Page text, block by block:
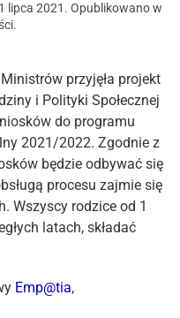
1 lipca 2021 . Opublikowano w
.
przyjęła projekt
i Polityki Społecznej
do programu
2021/2022. Zgodnie z
będzie odbywać się
procesu zajmie się
Wszyscy rodzice od 1
latach, składać
Emp@tia,